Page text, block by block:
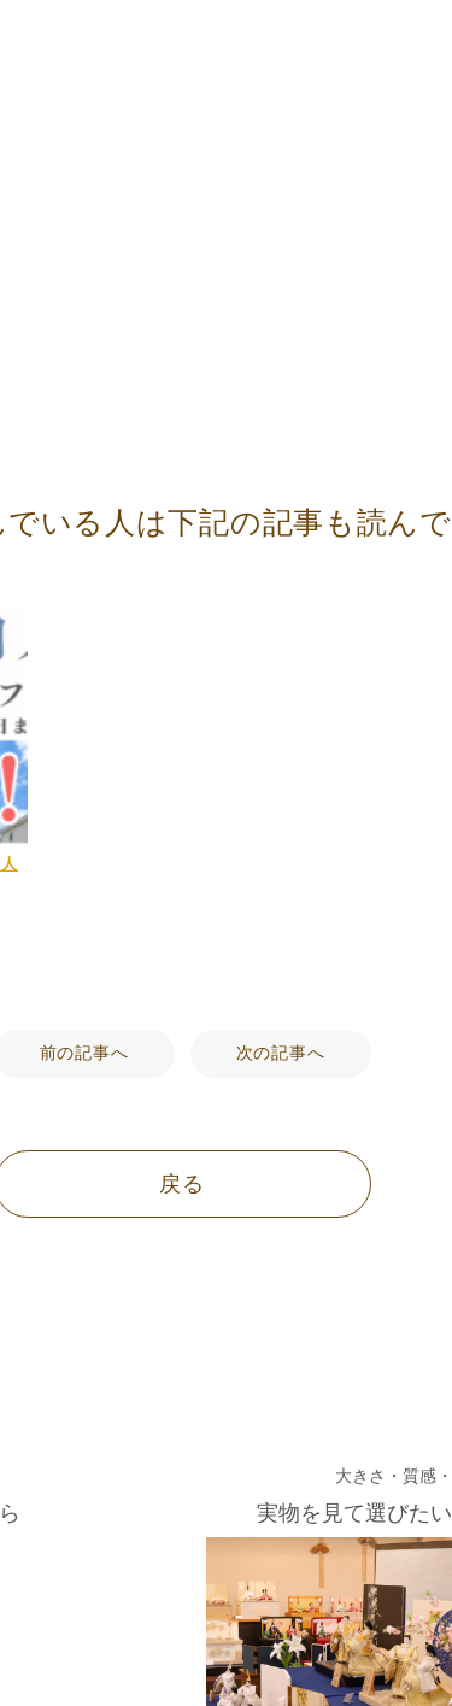
でいる人は下記の記事も読ん
前の記事へ 次の記事へ
戻る
大きさ・質感
実物を見て選びた